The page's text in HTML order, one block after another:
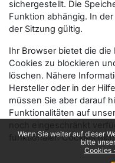
Wenn Sie weiter auf dieser
bitte
Cookies
sichergestellt. Die
Funktion abhängig. In
der Sitzung gültig.
Ihr Browser bietet die
Cookies zu blockieren
löschen. Nähere
Hersteller oder in der
müssen Sie aber darauf
Funktionalitäten auf
funktionalen Cookies